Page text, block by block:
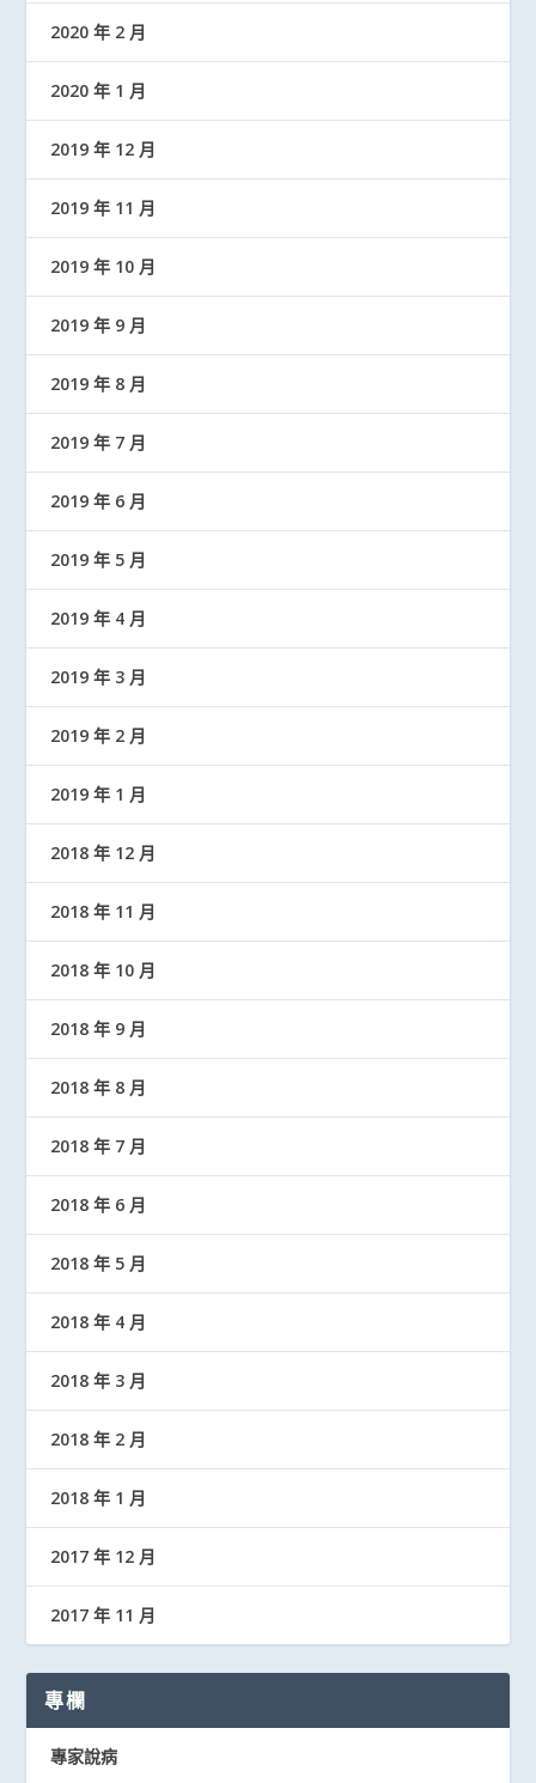
2020 年 2 月
2020 年 1 月
2019 年 12 月
2019 年 11 月
2019 年 10 月
2019 年 9 月
2019 年 8 月
2019 年 7 月
2019 年 6 月
2019 年 5 月
2019 年 4 月
2019 年 3 月
2019 年 2 月
2019 年 1 月
2018 年 12 月
2018 年 11 月
2018 年 10 月
2018 年 9 月
2018 年 8 月
2018 年 7 月
2018 年 6 月
2018 年 5 月
2018 年 4 月
2018 年 3 月
2018 年 2 月
2018 年 1 月
2017 年 12 月
2017 年 11 月
專欄
專家說病